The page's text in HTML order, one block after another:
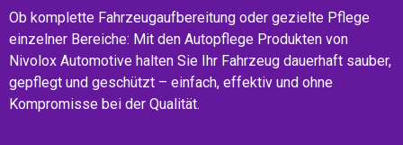
Ob komplette Fahrzeugaufbereitung oder gezielte Pflege
einzelner Bereiche: Mit den Autopflege Produkten von
Nivolox Automotive halten Sie Ihr Fahrzeug dauerhaft sauber,
gepflegt und geschützt – einfach, effektiv und ohne
Kompromisse bei der Qualität.